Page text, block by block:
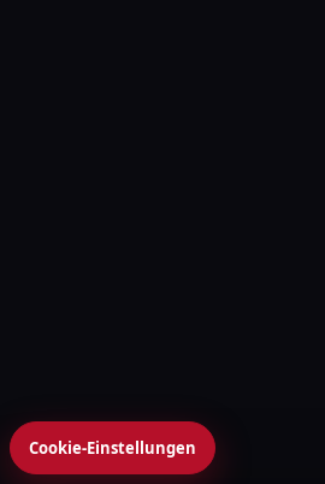
Cookie-Einstellungen